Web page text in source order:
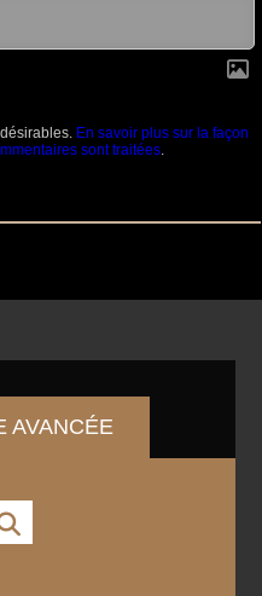
En savoir plus sur la façon
sont traitées.
AVANCÉE